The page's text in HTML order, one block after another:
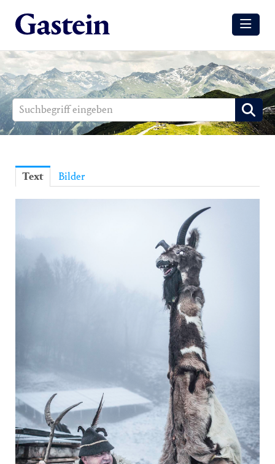
Meldungen
Winter
Media
Gesundheit
Sommer
Winter
Yoga
Pressekontakt
Text Bilder